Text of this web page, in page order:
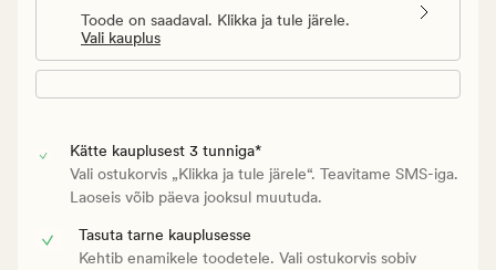
Toode on saadaval. Klikka ja tule järele.
Vali kauplus
Kätte kauplusest 3 tunniga*
Vali ostukorvis „Klikka ja tule järele“. Teavitame SMS-iga.
Laoseis võib päeva jooksul muutuda.
Tasuta tarne kauplusesse
Kehtib enamikele toodetele. Vali ostukorvis sobiv